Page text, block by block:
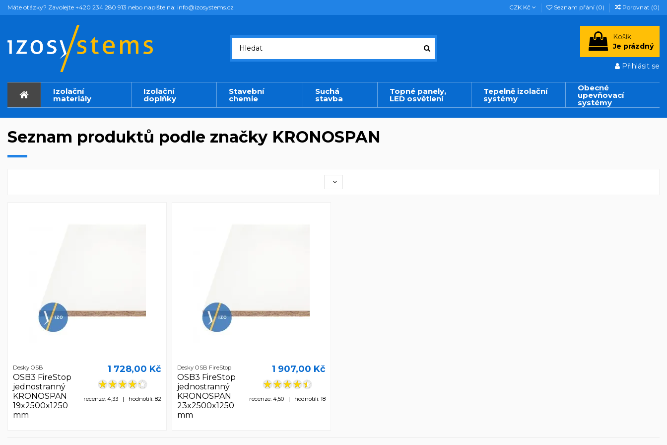
Máte otázky? Zavolejte +420 234 280 913 nebo napište na: info@izosystems.cz CZK Kč Seznam přání (0) Porovnat (0)
Košík
Je prázdný
Přihlásit se
Izolační
materiály
Izolační
doplňky
Stavební
chemie
Suchá
stavba
Topné panely,
LED osvětlení
Tepelně izolační
systémy
Obecné
upevňovací
systémy
Seznam produktů podle značky KRONOSPAN
Desky OSB
OSB3 FireStop
jednostranný
KRONOSPAN
19x2500x1250
mm
1 728,00 Kč
recenze: 4,33 | hodnotili: 82
Desky OSB FireStop
OSB3 FireStop
jednostranný
KRONOSPAN
23x2500x1250
mm
1 907,00 Kč
recenze: 4,50 | hodnotili: 18